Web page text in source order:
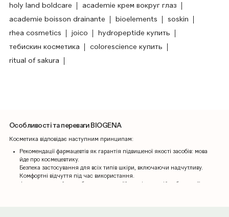
holy land boldcare
academie крем вокруг глаз
academie boisson drainante
bioelements
soskin
rhea cosmetics
joico
hydropeptide купить
тебискин косметика
colorescience купить
ritual of sakura
Особливості та переваги BIOGENA
Косметика відповідає наступним принципам:
Рекомендації фармацевтів як гарантія підвищеної якості засобів: мова
йде про космецевтику.
Безпека застосування для всіх типів шкіри, включаючи надчутливу.
Комфортні відчуття під час використання.